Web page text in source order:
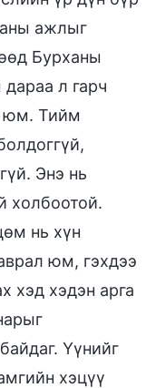
ажлыг
Бурханы
л гарч
юм. Тийм
Энэ нь
холбоотой.
нь хүн
юм, гэхдээ
хэд хэдэн арга
Үүнийг
хэцүү